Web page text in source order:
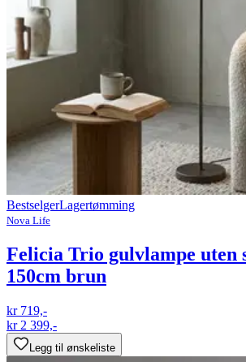
BestselgerLagertømming
Nova Life
Felicia Trio gulvlampe uten
150cm brun
kr 719,-
kr 2 399,-
Legg til ønskeliste